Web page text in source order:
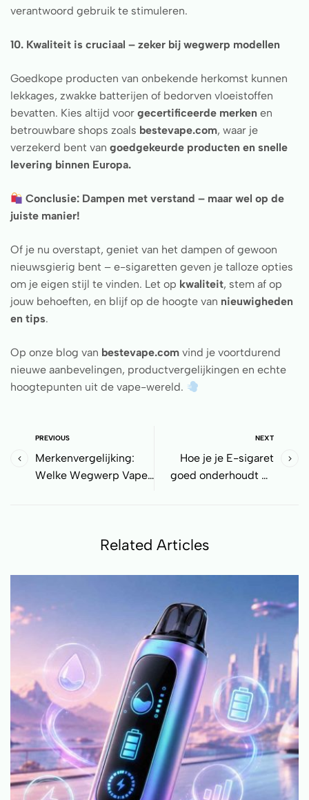
verantwoord gebruik te stimuleren.
10. Kwaliteit is cruciaal – zeker bij wegwerp modellen
Goedkope producten van onbekende herkomst kunnen
lekkages, zwakke batterijen of bedorven vloeistoffen
bevatten. Kies altijd voor gecertificeerde merken en
betrouwbare shops zoals bestevape.com, waar je
verzekerd bent van goedgekeurde producten en snelle
levering binnen Europa.
Conclusie: Dampen met verstand – maar wel op de
juiste manier!
Of je nu overstapt, geniet van het dampen of gewoon
nieuwsgierig bent – e-sigaretten geven je talloze opties
om je eigen stijl te vinden. Let op kwaliteit, stem af op
jouw behoeften, en blijf op de hoogte van nieuwigheden
en tips.
Op onze blog van bestevape.com vind je voortdurend
nieuwe aanbevelingen, productvergelijkingen en echte
hoogtepunten uit de vape-wereld.
PREVIOUS
Merkenvergelijking:
Welke Wegwerp Vapes
NEXT
Hoe je je E-sigaret
goed onderhoudt en
Related Articles